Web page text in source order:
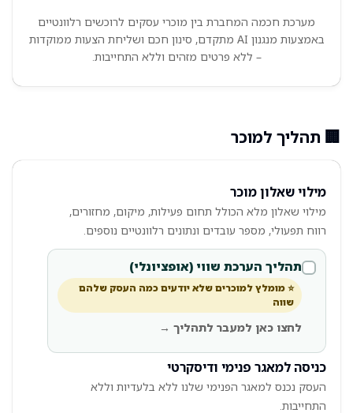
מערכת חכמה המחברת בין מוכרי עסקים לרוכשים רלוונטיים
באמצעות מנגנון AI מתקדם, סינון חכם ושליחת הצעות ממוקדות
– ללא פרטים מזהים וללא התחייבות.
🏢 תהליך למוכר
מילוי שאלון מוכר
מילוי שאלון מלא הכולל תחום פעילות, מיקום, מחזורים,
רווח תפעולי, מספר עובדים ונתונים רלוונטיים נוספים.
תהליך הערכת שווי (אופציונלי)
⭐ מומלץ למוכרים שלא יודעים כמה העסק שלהם
שווה
לחצו כאן למעבר לתהליך →
כניסה למאגר פנימי ודיסקרטי
העסק נכנס למאגר הפנימי שלנו ללא בלעדיות וללא
התחייבות.